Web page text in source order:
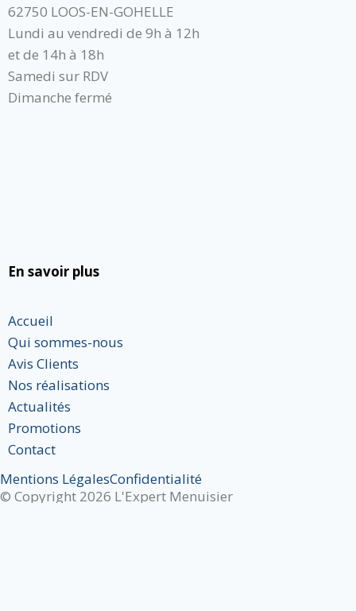
62750 LOOS-EN-GOHELLE
Lundi au vendredi de 9h à 12h
et de 14h à 18h
Samedi sur RDV
Dimanche fermé
En savoir plus
Accueil
Qui sommes-nous
Avis Clients
Nos réalisations
Actualités
Promotions
Contact
© Copyright 2026 L'Expert Menuisier
Mentions LégalesConfidentialité